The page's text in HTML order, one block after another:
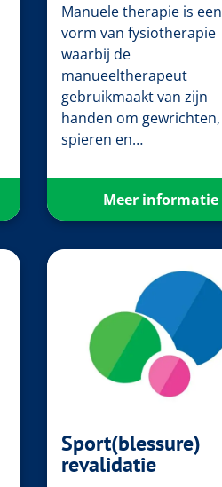
Manuele therapie is een
vorm van fysiotherapie
waarbij de
manueeltherapeut
gebruikmaakt van zijn
handen om gewrichten,
spieren en…
Meer informatie
Sport(blessure)
revalidatie